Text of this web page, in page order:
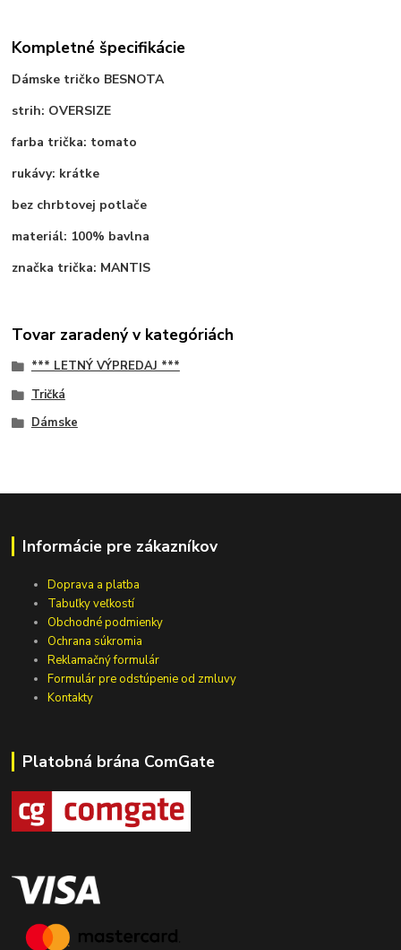
Kompletné špecifikácie
Dámske tričko BESNOTA
strih: OVERSIZE
farba trička: tomato
rukávy: krátke
bez chrbtovej potlače
materiál: 100% bavlna
značka trička: MANTIS
Tovar zaradený v kategóriách
*** LETNÝ VÝPREDAJ ***
Tričká
Dámske
Informácie pre zákazníkov
Doprava a platba
Tabuľky veľkostí
Obchodné podmienky
Ochrana súkromia
Reklamačný formulár
Formulár pre odstúpenie od zmluvy
Kontakty
Platobná brána ComGate